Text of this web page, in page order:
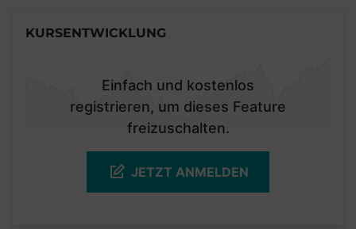
KURSENTWICKLUNG
Einfach und kostenlos
registrieren, um dieses Feature
freizuschalten.
JETZT ANMELDEN